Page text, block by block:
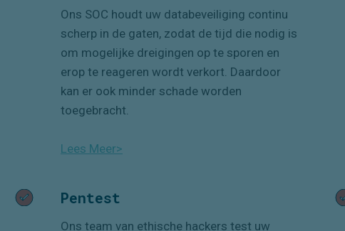
Ons SOC houdt uw databeveiliging continu
scherp in de gaten, zodat de tijd die nodig is
om mogelijke dreigingen op te sporen en
erop te reageren wordt verkort. Daardoor
kan er ook minder schade worden
toegebracht.
Lees Meer>
Pentest
Ons team van ethische hackers test uw